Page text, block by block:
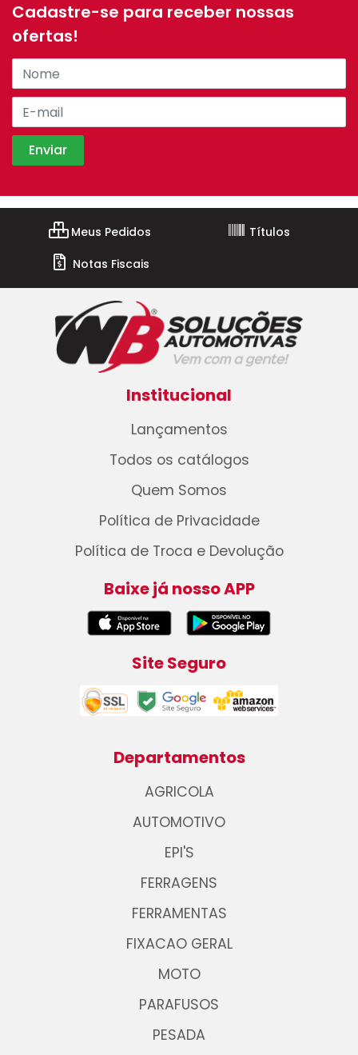
Cadastre-se para receber nossas
ofertas!
Meus Pedidos
Títulos
Notas Fiscais
Institucional
Lançamentos
Todos os catálogos
Quem Somos
Política de Privacidade
Política de Troca e Devolução
Baixe já nosso APP
Site Seguro
Departamentos
AGRICOLA
AUTOMOTIVO
EPI'S
FERRAGENS
FERRAMENTAS
FIXACAO GERAL
MOTO
PARAFUSOS
PESADA